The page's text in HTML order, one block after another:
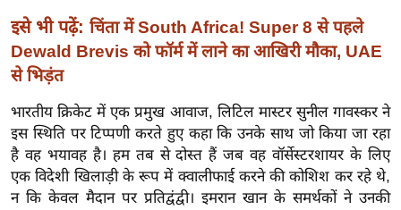
ऑ
टो
व
र्ल्ड
न्यू
ज
ब्री
फ
इसे भी पढ़ें: चिंता में South Africa! Super 8 से पहले
Dewald Brevis को फॉर्म में लाने का आखिरी मौका, UAE
से भिड़ंत
भारतीय क्रिकेट में एक प्रमुख आवाज, लिटिल मास्टर सुनील गावस्कर ने
इस स्थिति पर टिप्पणी करते हुए कहा कि उनके साथ जो किया जा रहा
है वह भयावह है। हम तब से दोस्त हैं जब वह वॉर्सेस्टरशायर के लिए
एक विदेशी खिलाड़ी के रूप में क्वालीफाई करने की कोशिश कर रहे थे,
न कि केवल मैदान पर प्रतिद्वंद्वी। इमरान खान के समर्थकों ने उनकी